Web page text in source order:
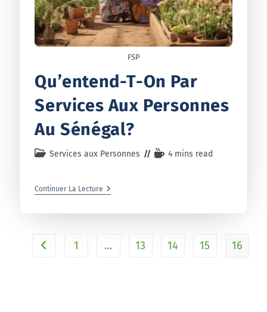
FSP
Qu’entend-T-On Par
Services Aux Personnes
Au Sénégal?
Services aux Personnes 4 mins read
Continuer La Lecture
1 … 13 14 15 16